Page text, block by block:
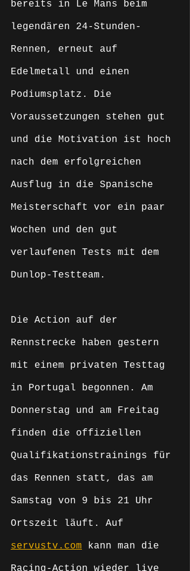
bereits in Le Mans beim
legendären 24-Stunden-
Rennen, erneut auf
Edelmetall und einen
Podiumsplatz. Die
Voraussetzungen stehen gut
und die Motivation ist hoch
nach dem erfolgreichen
Ausflug in die Spanische
Meisterschaft vor ein paar
Wochen und den gut
verlaufenen Tests mit dem
Dunlop-Testteam.
Die Action auf der
Rennstrecke haben gestern
mit einem privaten Testtag
in Portugal begonnen. Am
Donnerstag und am Freitag
finden die offiziellen
Qualifikationstrainings für
das Rennen statt, das am
Samstag von 9 bis 21 Uhr
Ortszeit läuft. Auf
servustv.com kann man die
Racing-Action wieder live